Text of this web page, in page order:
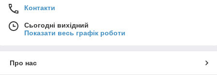
Контакти
Сьогодні вихідний
Показати весь графік роботи
Про нас